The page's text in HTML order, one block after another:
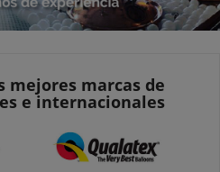
mejores marcas de
e internacionales